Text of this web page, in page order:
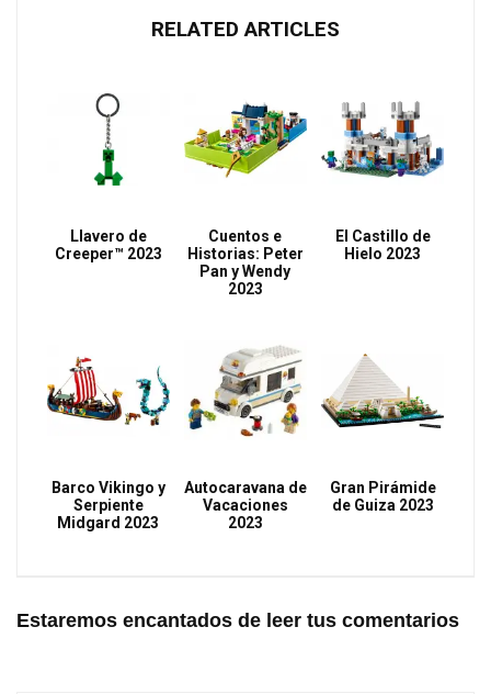
RELATED ARTICLES
Llavero de
Creeper™ 2023
Cuentos e
Historias: Peter
Pan y Wendy
2023
El Castillo de
Hielo 2023
Barco Vikingo y
Serpiente
Midgard 2023
Autocaravana de
Vacaciones
2023
Gran Pirámide
de Guiza 2023
Estaremos encantados de leer tus comentarios